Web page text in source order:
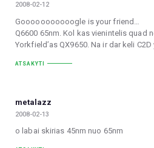
2008-02-12
Gooooooooooogle is your friend…
Q6600 65nm. Kol kas vienintelis quad
Yorkfield’as QX9650. Na ir dar keli C2D
ATSAKYTI
metalazz
2008-02-13
o labai skirias 45nm nuo 65nm